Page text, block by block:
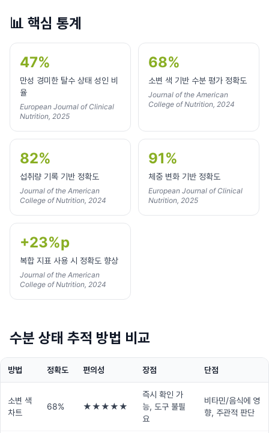
📊 핵심 통계
47%
만성 경미한 탈수 상태 성인 비
율
European Journal of Clinical
Nutrition, 2025
68%
소변 색 기반 수분 평가 정확도
Journal of the American
College of Nutrition, 2024
82%
섭취량 기록 기반 정확도
Journal of the American
College of Nutrition, 2024
91%
체중 변화 기반 정확도
European Journal of Clinical
Nutrition, 2025
+23%p
복합 지표 사용 시 정확도 향상
Journal of the American
College of Nutrition, 2024
수분 상태 추적 방법 비교
방법 정확도 편의성 장점 단점
소변 색
차트
68% ★★★★★
즉시 확인 가
능, 도구 불필
요
비타민/음식에 영
향, 주관적 판단